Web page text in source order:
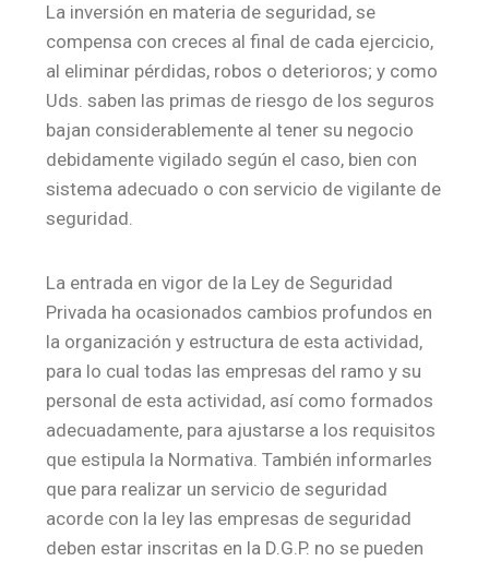
La inversión en materia de seguridad, se
compensa con creces al final de cada ejercicio,
al eliminar pérdidas, robos o deterioros; y como
Uds. saben las primas de riesgo de los seguros
bajan considerablemente al tener su negocio
debidamente vigilado según el caso, bien con
sistema adecuado o con servicio de vigilante de
seguridad.
La entrada en vigor de la Ley de Seguridad
Privada ha ocasionados cambios profundos en
la organización y estructura de esta actividad,
para lo cual todas las empresas del ramo y su
personal de esta actividad, así como formados
adecuadamente, para ajustarse a los requisitos
que estipula la Normativa. También informarles
que para realizar un servicio de seguridad
acorde con la ley las empresas de seguridad
deben estar inscritas en la D.G.P. no se pueden